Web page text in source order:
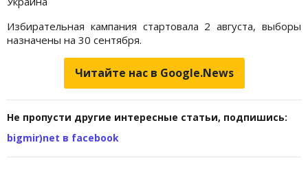
Избирательная кампания стартовала 2 августа, выборы
назначены на 30 сентября.
Читайте нас в Google.News
Не пропусти другие интересные статьи, подпишись:
bigmir)net в facebook